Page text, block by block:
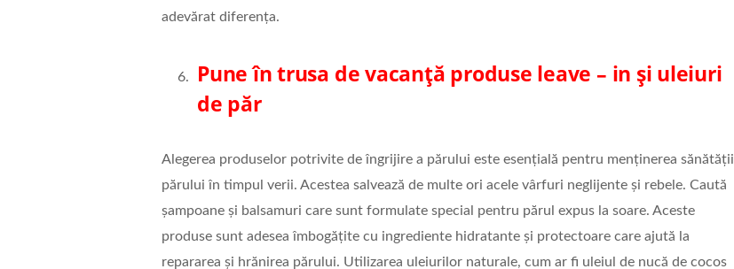
adevărat diferența.
Pune în trusa de vacanță produse leave – in și uleiuri
de păr
Alegerea produselor potrivite de îngrijire a părului este esențială pentru menținerea sănătății
părului în timpul verii. Acestea salvează de multe ori acele vârfuri neglijente și rebele. Caută
șampoane și balsamuri care sunt formulate special pentru părul expus la soare. Aceste
produse sunt adesea îmbogățite cu ingrediente hidratante și protectoare care ajută la
repararea și hrănirea părului. Utilizarea uleiurilor naturale, cum ar fi uleiul de nucă de cocos